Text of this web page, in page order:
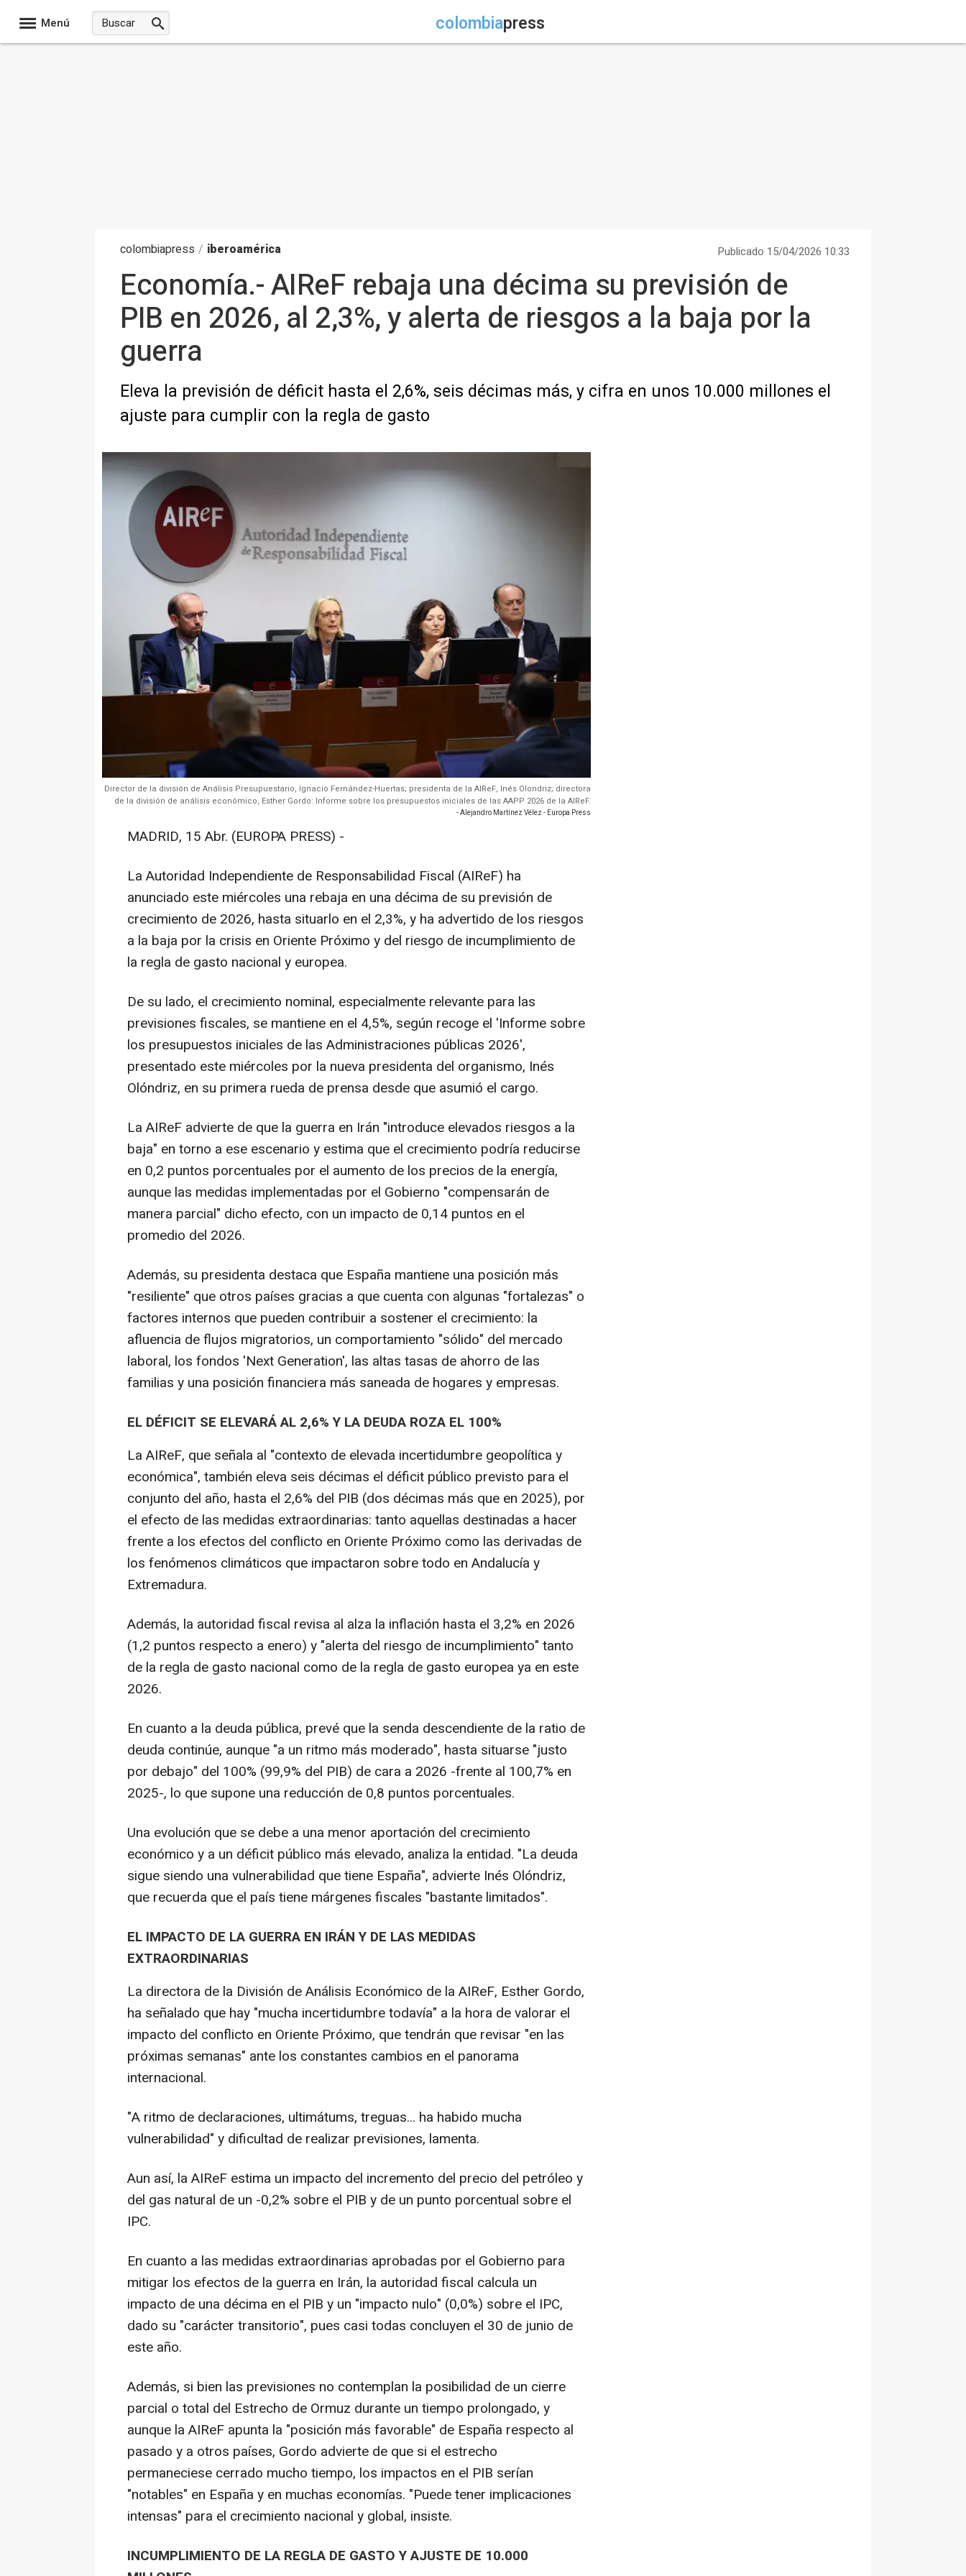
Menú colombiapress
colombiapress / iberoamérica Publicado 15/04/2026 10:33
Economía.- AIReF rebaja una décima su previsión de
PIB en 2026, al 2,3%, y alerta de riesgos a la baja por la
guerra
Eleva la previsión de déficit hasta el 2,6%, seis décimas más, y cifra en unos 10.000 millones el
ajuste para cumplir con la regla de gasto
Director de la división de Análisis Presupuestario, Ignacio Fernández-Huertas; presidenta de la AIReF, Inés Olondriz; directora
de la división de análisis económico, Esther Gordo: Informe sobre los presupuestos iniciales de las AAPP 2026 de la AIReF.
- Alejandro Martínez Vélez - Europa Press
MADRID, 15 Abr. (EUROPA PRESS) -
La Autoridad Independiente de Responsabilidad Fiscal (AIReF) ha
anunciado este miércoles una rebaja en una décima de su previsión de
crecimiento de 2026, hasta situarlo en el 2,3%, y ha advertido de los riesgos
a la baja por la crisis en Oriente Próximo y del riesgo de incumplimiento de
la regla de gasto nacional y europea.
De su lado, el crecimiento nominal, especialmente relevante para las
previsiones fiscales, se mantiene en el 4,5%, según recoge el 'Informe sobre
los presupuestos iniciales de las Administraciones públicas 2026',
presentado este miércoles por la nueva presidenta del organismo, Inés
Olóndriz, en su primera rueda de prensa desde que asumió el cargo.
La AIReF advierte de que la guerra en Irán "introduce elevados riesgos a la
baja" en torno a ese escenario y estima que el crecimiento podría reducirse
en 0,2 puntos porcentuales por el aumento de los precios de la energía,
aunque las medidas implementadas por el Gobierno "compensarán de
manera parcial" dicho efecto, con un impacto de 0,14 puntos en el
promedio del 2026.
Además, su presidenta destaca que España mantiene una posición más
"resiliente" que otros países gracias a que cuenta con algunas "fortalezas" o
factores internos que pueden contribuir a sostener el crecimiento: la
afluencia de flujos migratorios, un comportamiento "sólido" del mercado
laboral, los fondos 'Next Generation', las altas tasas de ahorro de las
familias y una posición financiera más saneada de hogares y empresas.
EL DÉFICIT SE ELEVARÁ AL 2,6% Y LA DEUDA ROZA EL 100%
La AIReF, que señala al "contexto de elevada incertidumbre geopolítica y
económica", también eleva seis décimas el déficit público previsto para el
conjunto del año, hasta el 2,6% del PIB (dos décimas más que en 2025), por
el efecto de las medidas extraordinarias: tanto aquellas destinadas a hacer
frente a los efectos del conflicto en Oriente Próximo como las derivadas de
los fenómenos climáticos que impactaron sobre todo en Andalucía y
Extremadura.
Además, la autoridad fiscal revisa al alza la inflación hasta el 3,2% en 2026
(1,2 puntos respecto a enero) y "alerta del riesgo de incumplimiento" tanto
de la regla de gasto nacional como de la regla de gasto europea ya en este
2026.
En cuanto a la deuda pública, prevé que la senda descendiente de la ratio de
deuda continúe, aunque "a un ritmo más moderado", hasta situarse "justo
por debajo" del 100% (99,9% del PIB) de cara a 2026 -frente al 100,7% en
2025-, lo que supone una reducción de 0,8 puntos porcentuales.
Una evolución que se debe a una menor aportación del crecimiento
económico y a un déficit público más elevado, analiza la entidad. "La deuda
sigue siendo una vulnerabilidad que tiene España", advierte Inés Olóndriz,
que recuerda que el país tiene márgenes fiscales "bastante limitados".
EL IMPACTO DE LA GUERRA EN IRÁN Y DE LAS MEDIDAS
EXTRAORDINARIAS
La directora de la División de Análisis Económico de la AIReF, Esther Gordo,
ha señalado que hay "mucha incertidumbre todavía" a la hora de valorar el
impacto del conflicto en Oriente Próximo, que tendrán que revisar "en las
próximas semanas" ante los constantes cambios en el panorama
internacional.
"A ritmo de declaraciones, ultimátums, treguas... ha habido mucha
vulnerabilidad" y dificultad de realizar previsiones, lamenta.
Aun así, la AIReF estima un impacto del incremento del precio del petróleo y
del gas natural de un -0,2% sobre el PIB y de un punto porcentual sobre el
IPC.
En cuanto a las medidas extraordinarias aprobadas por el Gobierno para
mitigar los efectos de la guerra en Irán, la autoridad fiscal calcula un
impacto de una décima en el PIB y un "impacto nulo" (0,0%) sobre el IPC,
dado su "carácter transitorio", pues casi todas concluyen el 30 de junio de
este año.
Además, si bien las previsiones no contemplan la posibilidad de un cierre
parcial o total del Estrecho de Ormuz durante un tiempo prolongado, y
aunque la AIReF apunta la "posición más favorable" de España respecto al
pasado y a otros países, Gordo advierte de que si el estrecho
permaneciese cerrado mucho tiempo, los impactos en el PIB serían
"notables" en España y en muchas economías. "Puede tener implicaciones
intensas" para el crecimiento nacional y global, insiste.
INCUMPLIMIENTO DE LA REGLA DE GASTO Y AJUSTE DE 10.000